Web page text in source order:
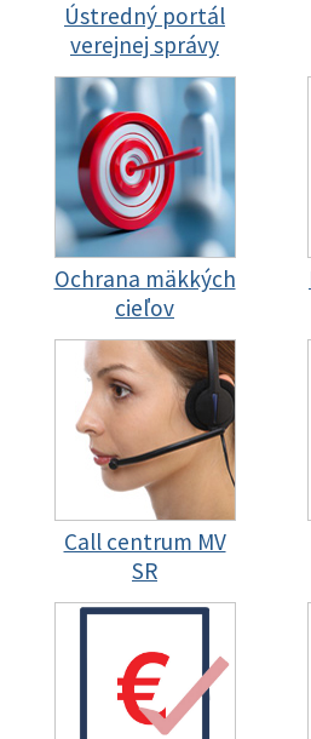
Ústredný portál
verejnej správy
Ochrana mäkkých
cieľov
Call centrum MV
SR